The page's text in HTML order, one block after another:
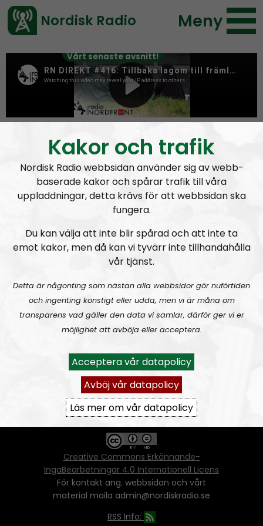
Vårt senaste avsnitt!
Nordisk Radio Meny
Ansvarig utgivare:Vera Oredsson
Vårdatapolicy
Du får kopiera och sprida vårt material
oförändrat, men uppge oss som källa.
Om ni vill sprida ett urklipp ni själva skapat
går även det bra, så länge det inte görs med
ett vinstdrivande syfte - då behöver ni
skriftlig tillåtelse från oss.
Creative Commons Erkännande-
IngaBearbetningar 4.0 Internationell Licens
För kontakt ang. webbsidan och vårt
material maila admin@nordiskradio.se
RSS Info:
Kakor och trafik
Nordisk Radio webbsidan använder sig av webb-
baserade kakor och spårar trafik till våra
uppladdningar, detta krävs för att webbsidan ska
fungera.
Du kan välja att inte blir spårad och att inte ta
emot kakor, men då kan vi tyvärr inte tillhandahålla
vår tjänst.
Detta är någonting som nästan alla webbsidor gör nuförtiden
och ingenting konstigt eller udda, men vi är måna om
transparens vad gäller den data vi samlar, därför ger vi er
möjlighet att avböja eller acceptera.
Acceptera vår datapolicy
Avböj vår datapolicy
Läs mer om vår datapolicy